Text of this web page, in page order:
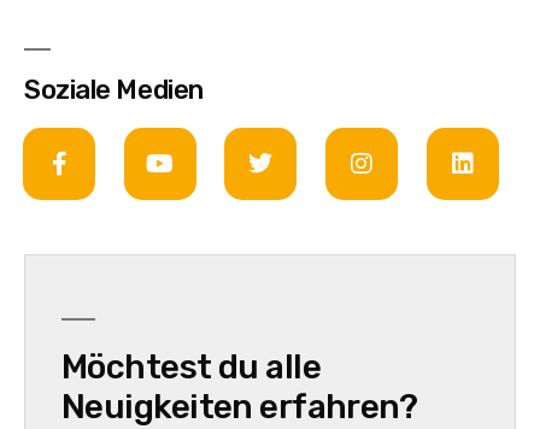
Soziale Medien
Möchtest du alle
Neuigkeiten erfahren?